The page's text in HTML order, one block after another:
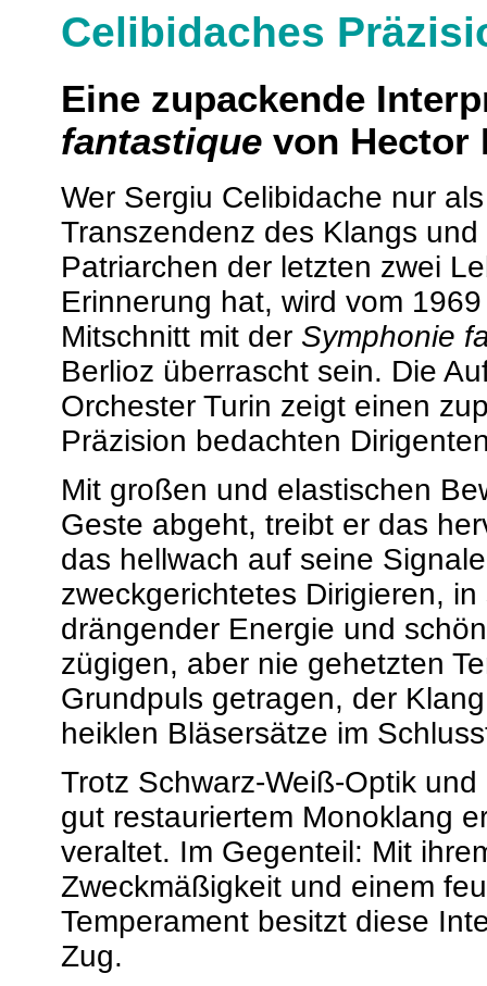
Celibidaches
Eine zupackende
fantastique von Hector
Wer Sergiu Celibidache nur
Transzendenz des Klangs
Patriarchen der letzten zwei
Erinnerung hat, wird vom
Mitschnitt mit der Symphonie
Berlioz überrascht sein. Die
Orchester Turin zeigt einen
Präzision bedachten
Mit großen und elastischen
Geste abgeht, treibt er das
das hellwach auf seine
zweckgerichtetes Dirigieren,
drängender Energie und
zügigen, aber nie gehetzten
Grundpuls getragen, der
heiklen Bläsersätze im
Trotz Schwarz-Weiß-Optik
gut restauriertem Monoklang
veraltet. Im Gegenteil: Mit
Zweckmäßigkeit und einem
Temperament besitzt diese
Zug.